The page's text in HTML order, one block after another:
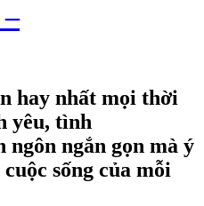
hay nhất mọi thời
yêu, tình
ngôn ngắn gọn mà ý
sống của mỗi